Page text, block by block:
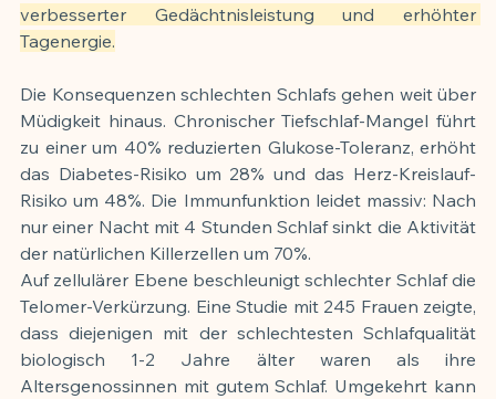
verbesserter Gedächtnisleistung und erhöhter
Tagenergie.
Die Konsequenzen schlechten Schlafs gehen weit über
Müdigkeit hinaus. Chronischer Tiefschlaf-Mangel führt
zu einer um 40% reduzierten Glukose-Toleranz, erhöht
das Diabetes-Risiko um 28% und das Herz-Kreislauf-
Risiko um 48%. Die Immunfunktion leidet massiv: Nach
nur einer Nacht mit 4 Stunden Schlaf sinkt die Aktivität
der natürlichen Killerzellen um 70%.
Auf zellulärer Ebene beschleunigt schlechter Schlaf die
Telomer-Verkürzung. Eine Studie mit 245 Frauen zeigte,
dass diejenigen mit der schlechtesten Schlafqualität
biologisch 1-2 Jahre älter waren als ihre
Altersgenossinnen mit gutem Schlaf. Umgekehrt kann